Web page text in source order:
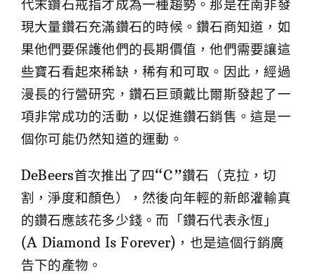
代末鑽石戒指才成為一種趨勢。那是在南非發
現大量鑽石充滿鑽石的時候。鑽石商知道，如
果他們要保護他們的長期價值，他們需要讓這
些寶石看起來稀缺，稀有和可取。因此，經過
漫長的行營研究，鑽石巨頭戴比爾斯發起了一
項非常成功的活動，以促進鑽石銷售。這是一
個你可能仍然知道的運動。
DeBeers首次推出了四“C”鑽石（克拉，切
割，淨度和顏色），然後向年輕的新郎灌輸真
的鑽石應該花多少錢。而「鑽石代表永恆」
(A Diamond Is Forever)，也是這個行銷廣
告下的產物。